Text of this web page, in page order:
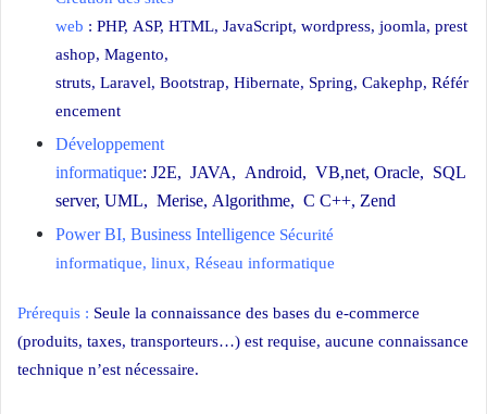
web : PHP, ASP, HTML, JavaScript, wordpress, joomla, prest
ashop, Magento,
struts, Laravel, Bootstrap, Hibernate, Spring, Cakephp, Référ
encement
Développement
informatique: J2E, JAVA, Android, VB,net, Oracle, SQL
server, UML, Merise, Algorithme, C C++, Zend
Power BI, Business Intelligence Sécurité
informatique, linux, Réseau informatique
Prérequis : Seule la connaissance des bases du e-commerce
(produits, taxes, transporteurs…) est requise, aucune connaissance
technique n’est nécessaire.